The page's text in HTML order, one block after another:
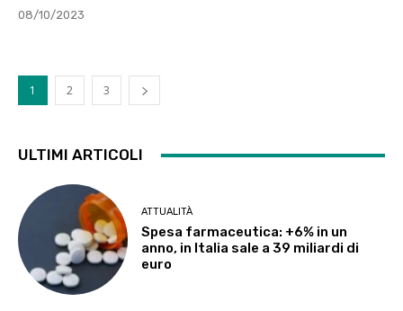
08/10/2023
1 2 3
ULTIMI ARTICOLI
ATTUALITÀ
Spesa farmaceutica: +6% in un
anno, in Italia sale a 39 miliardi di
euro